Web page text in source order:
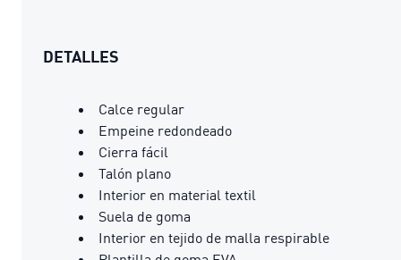
DETALLES
Calce regular
Empeine redondeado
Cierra fácil
Talón plano
Interior en material textil
Suela de goma
Interior en tejido de malla respirable